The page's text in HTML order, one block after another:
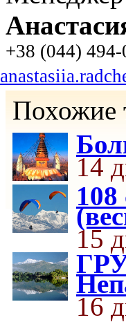
+38 (044) 494-
Похожие
14
15
16